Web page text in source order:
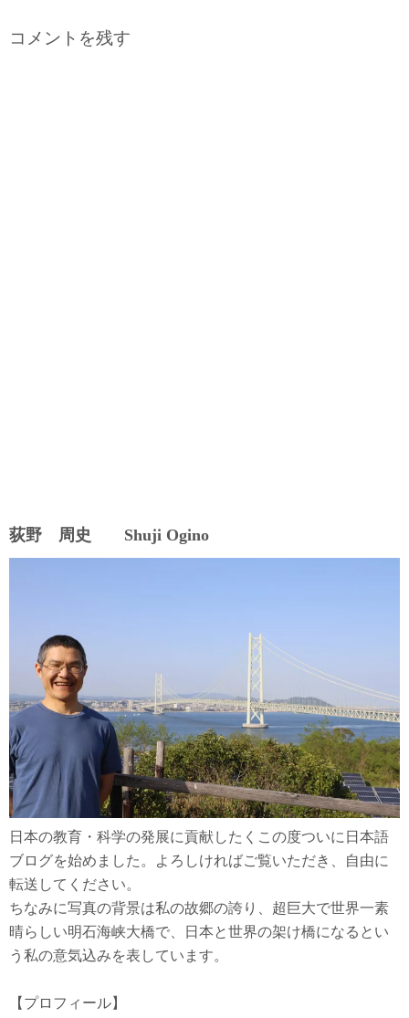
コメントを残す
荻野 周史 Shuji Ogino
日本の教育・科学の発展に貢献したくこの度ついに日本語
ブログを始めました。よろしければご覧いただき、自由に
転送してください。
ちなみに写真の背景は私の故郷の誇り、超巨大で世界一素
晴らしい明石海峡大橋で、日本と世界の架け橋になるとい
う私の意気込みを表しています。
【プロフィール】